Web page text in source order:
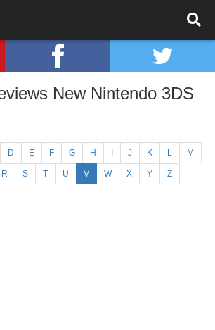
New Nintendo 3DS
D E F G H J K L M
R S T U V W X Y Z